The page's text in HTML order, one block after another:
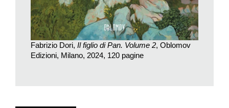
chiunque lo desideri, come la possessione divina durante un
corteo dionisiaco, o anche come il capogiro piacevole di una
giostra.
Fabrizio Dori, Il figlio di Pan. Volume 2, Oblomov
Edizioni, Milano, 2024, 120 pagine